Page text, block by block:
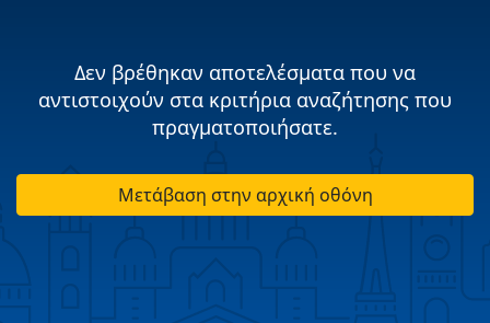
Δεν βρέθηκαν αποτελέσματα που να
αντιστοιχούν στα κριτήρια αναζήτησης που
πραγματοποιήσατε.
Μετάβαση στην αρχική οθόνη